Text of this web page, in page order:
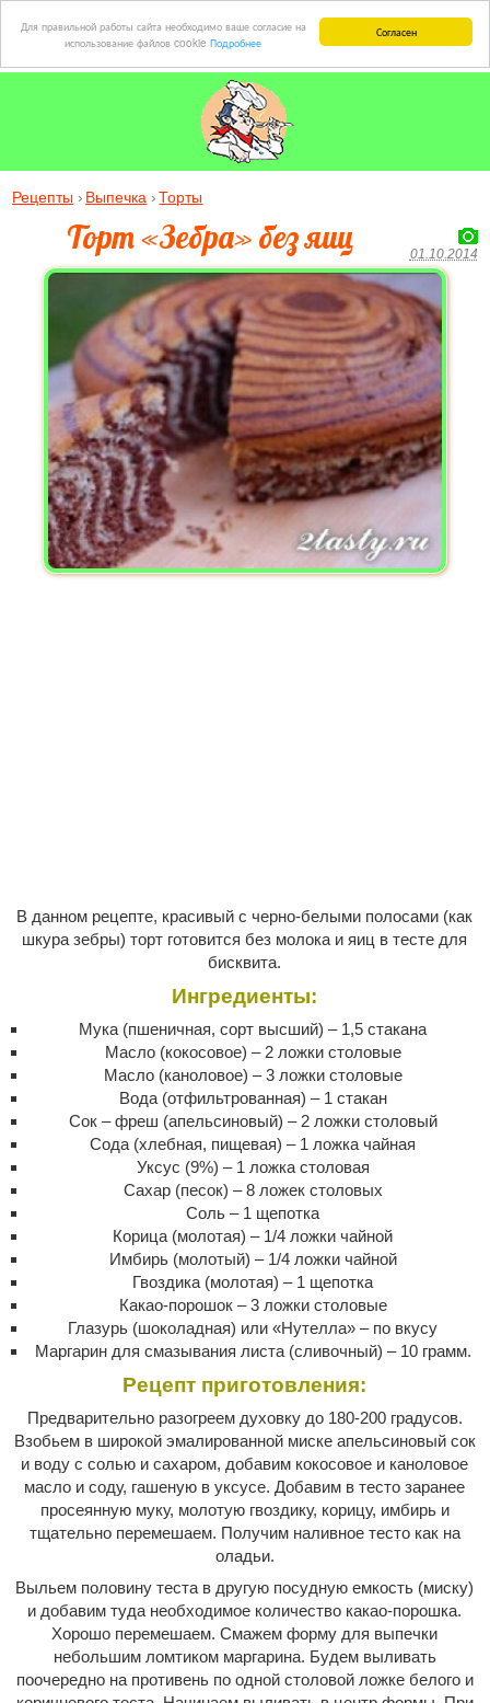
Согласен
Для правильной работы сайта необходимо ваше согласие на
использование файлов cookie Подробнее
Рецепты Выпечка Торты
Торт «Зебра» без яиц 01.10.2014
В данном рецепте, красивый с черно-белыми полосами (как
шкура зебры) торт готовится без молока и яиц в тесте для
бисквита.
Ингредиенты:
Мука (пшеничная, сорт высший) – 1,5 стакана
Масло (кокосовое) – 2 ложки столовые
Масло (каноловое) – 3 ложки столовые
Вода (отфильтрованная) – 1 стакан
Сок – фреш (апельсиновый) – 2 ложки столовый
Сода (хлебная, пищевая) – 1 ложка чайная
Уксус (9%) – 1 ложка столовая
Сахар (песок) – 8 ложек столовых
Соль – 1 щепотка
Корица (молотая) – 1/4 ложки чайной
Имбирь (молотый) – 1/4 ложки чайной
Гвоздика (молотая) – 1 щепотка
Какао-порошок – 3 ложки столовые
Глазурь (шоколадная) или «Нутелла» – по вкусу
Маргарин для смазывания листа (сливочный) – 10 грамм.
Рецепт приготовления:
Предварительно разогреем духовку до 180-200 градусов.
Взобьем в широкой эмалированной миске апельсиновый сок
и воду с солью и сахаром, добавим кокосовое и каноловое
масло и соду, гашеную в уксусе. Добавим в тесто заранее
просеянную муку, молотую гвоздику, корицу, имбирь и
тщательно перемешаем. Получим наливное тесто как на
оладьи.
Выльем половину теста в другую посудную емкость (миску)
и добавим туда необходимое количество какао-порошка.
Хорошо перемешаем. Смажем форму для выпечки
небольшим ломтиком маргарина. Будем выливать
поочередно на противень по одной столовой ложке белого и